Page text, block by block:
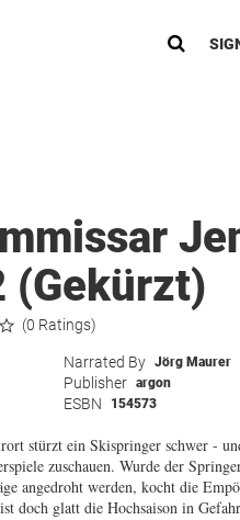
(Gekürzt)
(0 Ratings)
Narrated By Jörg Maurer
Publisher argon
ESBN 154573
stürzt ein Skispringer schwer -
zuschauen. Wurde der
angedroht werden, kocht die
doch glatt die Hochsaison in